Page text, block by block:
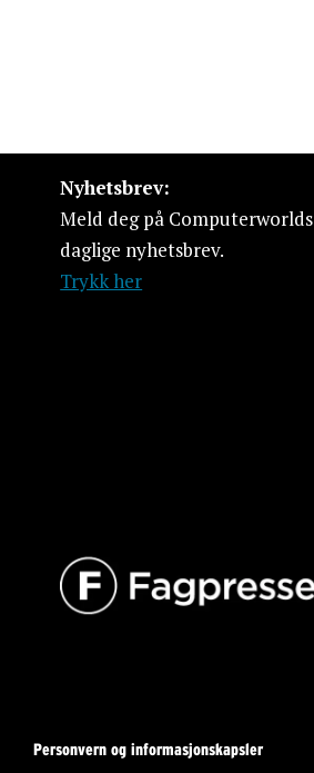
Nyhetsbrev:
Meld deg på Computerworlds
daglige nyhetsbrev.
Trykk her
Personvern og informasjonskapsler